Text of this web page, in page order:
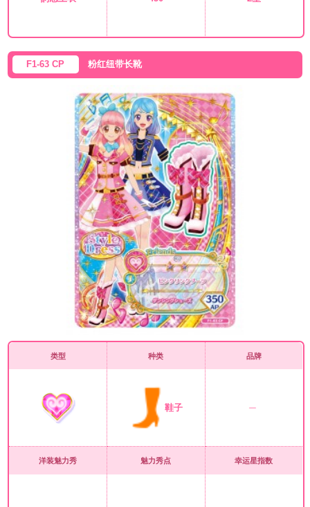
F1-63 CP 粉红纽带长靴
类型 种类
鞋子
品牌
洋装魅力秀 魅力秀点 幸运星指数